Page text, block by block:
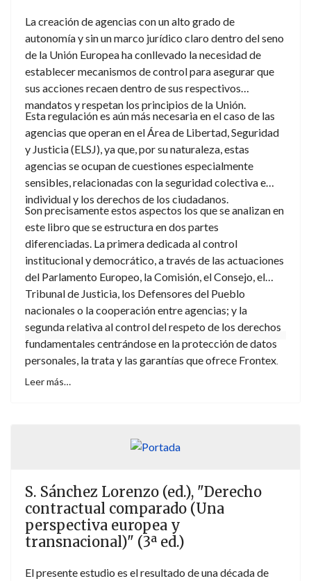
La creación de agencias con un alto grado de
autonomía y sin un marco jurídico claro dentro del seno
de la Unión Europea ha conllevado la necesidad de
establecer mecanismos de control para asegurar que
sus acciones recaen dentro de sus respectivos
mandatos y respetan los principios de la Unión.
Esta regulación es aún más necesaria en el caso de las
agencias que operan en el Área de Libertad, Seguridad
y Justicia (ELSJ), ya que, por su naturaleza, estas
agencias se ocupan de cuestiones especialmente
sensibles, relacionadas con la seguridad colectiva e
individual y los derechos de los ciudadanos.
Son precisamente estos aspectos los que se analizan en
este libro que se estructura en dos partes
diferenciadas. La primera dedicada al control
institucional y democrático, a través de las actuaciones
del Parlamento Europeo, la Comisión, el Consejo, el
Tribunal de Justicia, los Defensores del Pueblo
nacionales o la cooperación entre agencias; y la
segunda relativa al control del respeto de los derechos
fundamentales centrándose en la protección de datos
personales, la trata y las garantías que ofrece Frontex.
Leer más…
S. Sánchez Lorenzo (ed.), "Derecho
contractual comparado (Una
perspectiva europea y
transnacional)" (3ª ed.)
El presente estudio es el resultado de una década de